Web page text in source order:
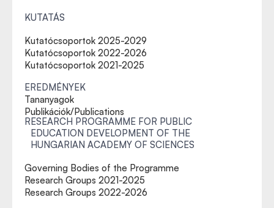
KUTATÁS
Kutatócsoportok 2025-2029
Kutatócsoportok 2022-2026
Kutatócsoportok 2021-2025
EREDMÉNYEK
Tananyagok
Publikációk/Publications
RESEARCH PROGRAMME FOR PUBLIC
EDUCATION DEVELOPMENT OF THE
HUNGARIAN ACADEMY OF SCIENCES
Governing Bodies of the Programme
Research Groups 2021-2025
Research Groups 2022-2026